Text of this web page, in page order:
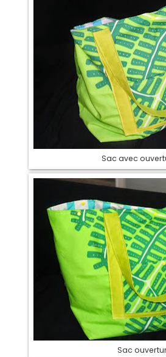
Sac avec
Sac